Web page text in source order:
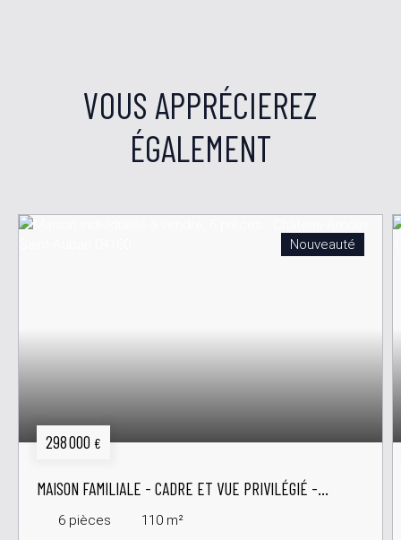
VOUS APPRÉCIEREZ
ÉGALEMENT
Nouveauté
298 000 €
MAISON FAMILIALE - CADRE ET VUE PRIVILÉGIÉ -
CHÂTEAU-ARNOUX-SAINT-AUBAN
6 pièces 110 m²